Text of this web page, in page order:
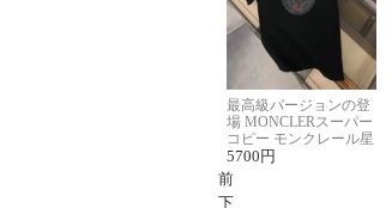
最高級バージョンの登
場 MONCLERスーパー
コピー モンクレール星
座半袖Tシャツ
5700 円
前
下